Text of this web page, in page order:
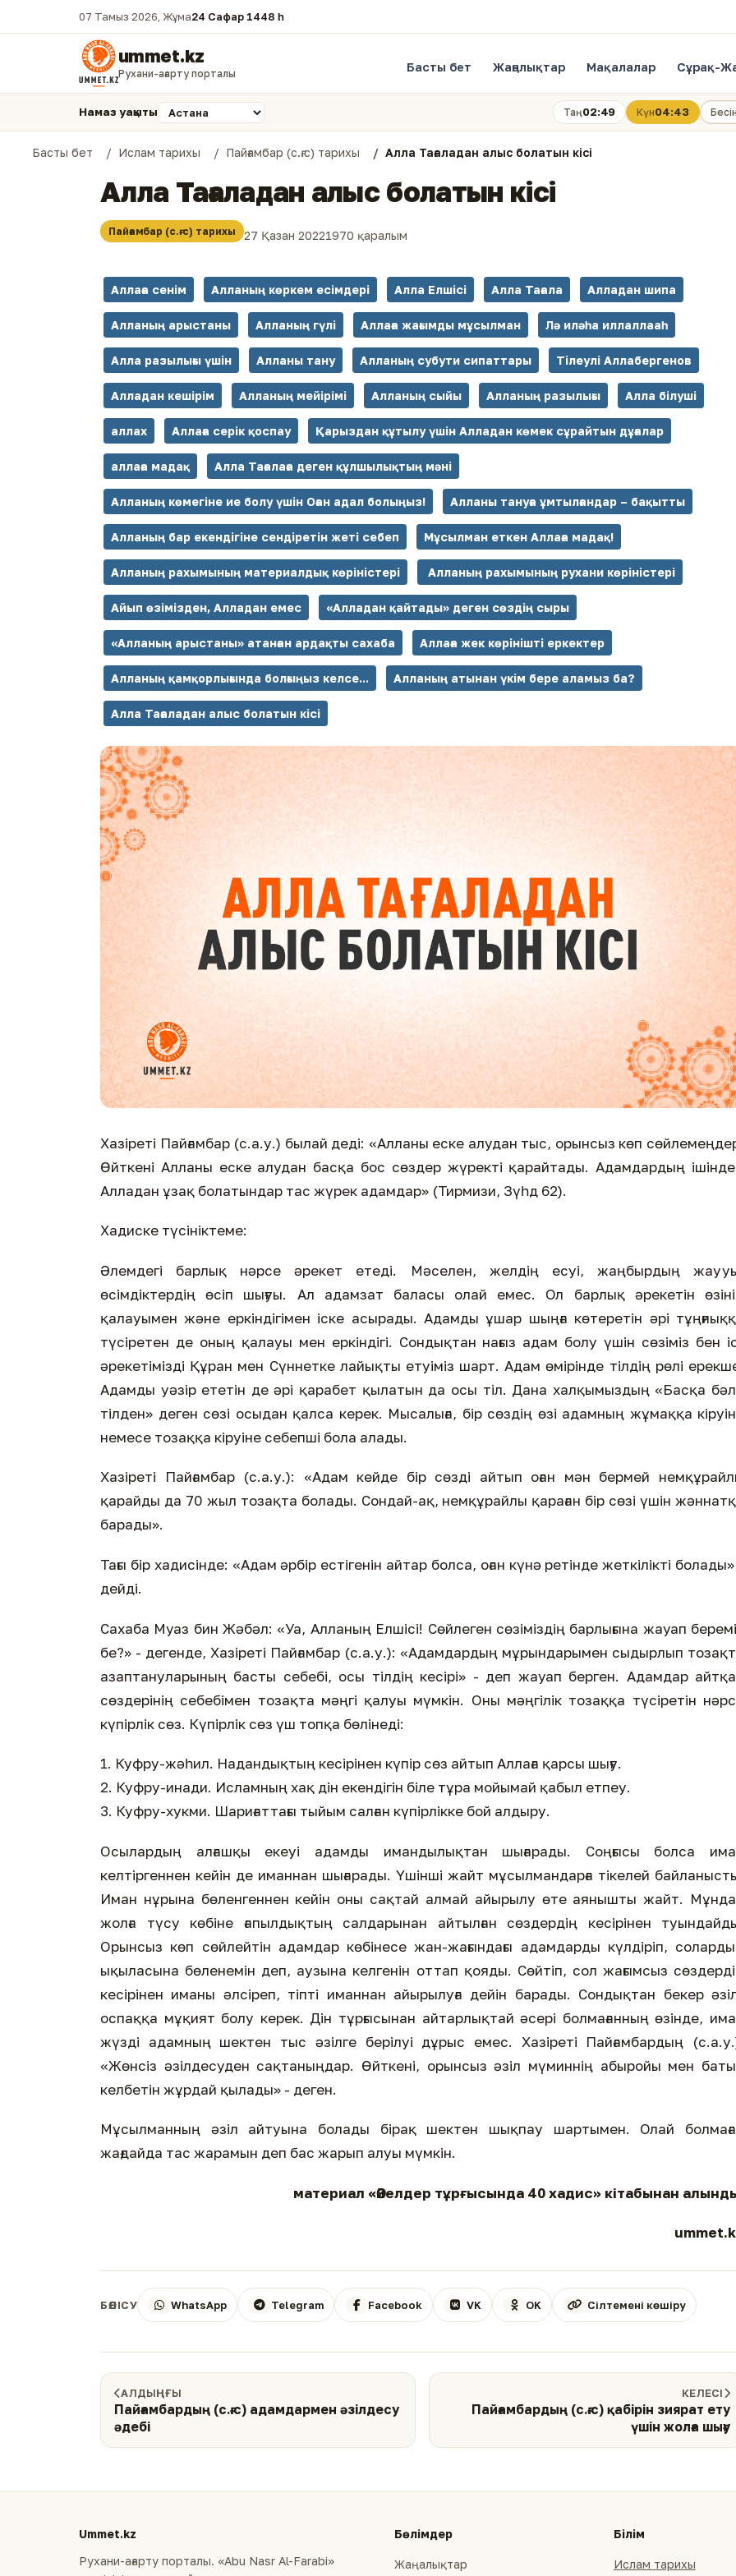
07 Тамыз 2026, Жұма24 Сафар 1448 һ.
ummet.kz
Рухани-ағарту порталы Басты бет Жаңалықтар Мақалалар Сұрақ-
Намаз уақыты Таң02:49 Күн04:43 Бесін
Басты бет Ислам тарихы Пайғамбар (с.ғ.с) тарихы Алла Тағаладан алыс болатын кісі
Алла Тағаладан алыс болатын кісі
Пайғамбар (с.ғ.с) тарихы 27 Қазан 20221970 қаралым
Аллаға сенім Алланың көркем есімдері Алла Елшісі Алла Тағала Алладан шипа
Алланың арыстаны Алланың гүлі Аллаға жағымды мұсылман Лә иләһа иллаллааһ
Алла разылығы үшін Алланы тану Алланың субути сипаттары Тілеулі Аллабергенов
Алладан кешірім Алланың мейірімі Алланың сыйы Алланың разылығы Алла білуші
аллах Аллаға серік қоспау Қарыздан құтылу үшін Алладан көмек сұрайтын дұғалар
аллаға мадақ Алла Тағалаға деген құлшылықтың мәні
Алланың көмегіне ие болу үшін Оған адал болыңыз! Алланы тануға ұмтылғандар – бақытты
Алланың бар екендігіне сендіретін жеті себеп Мұсылман еткен Аллаға мадақ!
Алланың рахымының материалдық көріністері Алланың рахымының рухани көріністері
Айып өзімізден, Алладан емес «Алладан қайтады» деген сөздің сыры
«Алланың арыстаны» атанған ардақты сахаба Аллаға жек көрінішті еркектер
Алланың қамқорлығында болғыңыз келсе... Алланың атынан үкім бере аламыз ба?
Алла Тағаладан алыс болатын кісі
Хазіреті Пайғамбар (с.а.у.) былай деді: «Алланы еске алудан тыс, орынсыз көп
Өйткені Алланы еске алудан басқа бос сөздер жүректі қарайтады. Адамдардың
Алладан ұзақ болатындар тac жүрек адамдар» (Тирмизи, Зүһд 62).
Хадиске түсініктеме:
Әлемдегі барлық нәрсе әрекет етеді. Мәселен, желдің есуі, жаңбырдың
өсімдіктердің өсіп шығуы. Ал адамзат баласы олай емес. Ол барлық әрекетін
қалауымен және еркіндігімен іске асырады. Адамды ұшар шыңға көтеретін әрі
түсіретен де оның қалауы мен еркіндігі. Сондықтан нағыз адам болу үшін сөзіміз бен
әрекетімізді Құран мен Сүннетке лайықты етуіміз шарт. Адам өмірінде тілдің рөлі
Адамды уәзір ететін де әрі қарабет қылатын да осы тіл. Дана халқымыздың «Басқа
тілден» деген сөзі осыдан қалса керек. Мысалыға, бір сөздің өзі адамның жұмаққа
немесе тозаққа кіруіне себепші бола алады.
Хазіреті Пайғамбар (с.а.у.): «Адам кейде бір сөзді айтып оған мән бермей
қарайды да 70 жыл тозақта болады. Сондай-ақ, немқұрайлы қараған бір сөзі үшін
барады».
Тағы бір хадисінде: «Адам әрбір естігенін айтар болса, оған күнә ретінде жеткілікті
дейді.
Сахаба Муаз бин Жәбәл: «Уа, Алланың Елшісі! Сөйлеген сөзіміздің барлығына жауап
бе?» - дегенде, Хазіреті Пайғамбар (с.а.у.): «Адамдардың мұрындарымен сыдырлып
азаптануларының басты себебі, осы тілдің кесірі» - деп жауап берген. Адамдар
сөздерінің себебімен тозақта мәңгі қалуы мүмкін. Оны мәңгілік тозаққа түсіретін
күпірлік сөз. Күпірлік сөз үш топқа бөлінеді:
1. Куфру-жәһил. Надандықтың кесірінен күпір сөз айтып Аллаға қарсы шығу.
2. Куфру-инади. Исламның хақ дін екендігін біле тұра мойымай қабыл етпеу.
3. Куфру-хукми. Шариғаттағы тыйым салған күпірлікке бой алдыру.
Осылардың алғашқы екеуі адамды имандылықтан шығарады. Соңғысы болса
келтіргеннен кейін де иманнан шығарады. Үшінші жайт мұсылмандарға тікелей
Иман нұрына бөленгеннен кейін оны сақтай алмай айырылу өте аянышты жайт.
жолға түсу көбіне ғапылдықтың салдарынан айтылған сөздердің кесірінен
Орынсыз көп сөйлейтін адамдар көбінесе жан-жағындағы адамдарды күлдіріп,
ықыласына бөленемін деп, аузына келгенін оттап қояды. Сөйтіп, сол жағымсыз
кесірінен иманы әлсіреп, тіпті иманнан айырылуға дейін барады. Сондықтан бекер
оспаққа мұқият болу керек. Дін тұрғысынан айтарлықтай әсері болмағанның өзінде,
жүзді адамның шектен тыс әзілге берілуі дұрыс емес. Хазіреті Пайғамбардың
«Жөнсіз әзілдесуден сақтаныңдар. Өйткені, орынсыз әзіл мүминнің абыройы мен
келбетін жұрдай қылады» - деген.
Мұсылманның әзіл айтуына болады бірақ шектен шықпау шартымен. Олай
жағдайда тас жарамын деп бас жарып алуы мүмкін.
материал «Әйелдер тұрғысында 40 хадис» кітабынан
БӨЛІСУ WhatsApp Telegram Facebook VK OK Сілтемені көшіру
АЛДЫҢҒЫ
Пайғамбардың (с.ғ.с) адамдармен әзілдесу
әдебі
КЕЛЕСІ
Пайғамбардың (с.ғ.с) қабірін зиярат ету
үшін жолға шығу
Ummet.kz
Рухани-ағарту порталы. «Abu Nasr Al-Farabi»
Бөлімдер
Жаңалықтар
Білім
Ислам тарихы